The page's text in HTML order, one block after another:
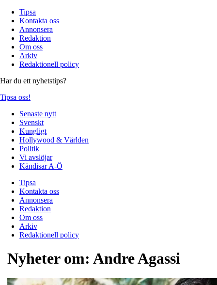
Tipsa
Kontakta oss
Annonsera
Redaktion
Om oss
Arkiv
Redaktionell policy
Har du ett nyhetstips?
Tipsa oss!
Senaste nytt
Svenskt
Kungligt
Hollywood & Världen
Politik
Vi avslöjar
Kändisar A-Ö
Tipsa
Kontakta oss
Annonsera
Redaktion
Om oss
Arkiv
Redaktionell policy
Nyheter om: Andre Agassi